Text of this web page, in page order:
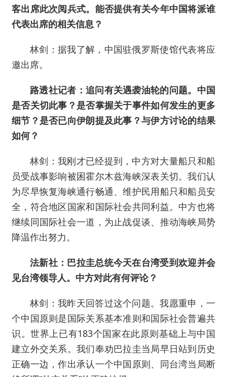
客出席此次阅兵式。能否提供有关今年中国将派谁
代表出席的相关信息？
林剑：据我了解，中国驻俄罗斯使馆代表将应
邀出席。
路透社记者：追问有关遇袭油轮的问题。中国
是否关切此事？是否掌握关于事件如何发生的更多
细节？是否已向伊朗提及此事？与伊方讨论的结果
如何？
林剑：我刚才已经提到，中方对大量船只和船
员受战事影响被困霍尔木兹海峡深表关切。我们认
为尽早恢复海峡通行畅通、维护民用船只和船员安
全，符合地区国家和国际社会共同利益。中方也将
继续同国际社会一道，为止战促谈、推动海峡局势
降温作出努力。
法新社：巴拉圭总统今天在台湾受到欢迎并会
见台湾领导人。中方对此有何评论？
林剑：我昨天回答过这个问题。我愿重申，一
个中国原则是国际关系基本准则和国际社会普遍共
识。世界上已有183个国家在此原则基础上与中国
建立外交关系。我们奉劝巴拉圭当局早日站到历史
正确一边，作出承认一个中国原则、同台湾当局断